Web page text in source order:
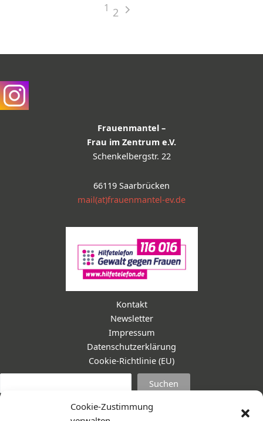
Cookie-Zustimmung
1 2
Frauenmantel –
Frau im Zentrum e.V.
Schenkelbergstr. 22
66119 Saarbrücken
mail(at)frauenmantel-ev.de
Kontakt
Newsletter
Impressum
Datenschutzerklärung
Cookie-Richtlinie (EU)
Suchen